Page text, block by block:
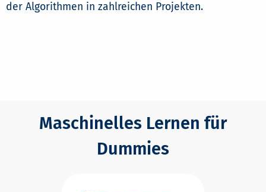
der Algorithmen in zahlreichen Projekten.
Maschinelles Lernen für
Dummies